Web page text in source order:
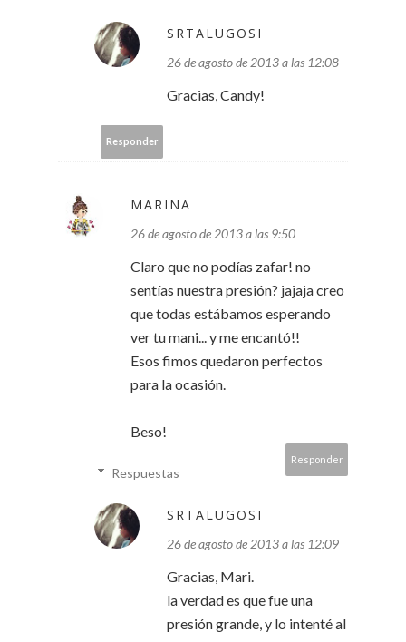
SRTALUGOSI
26 de agosto de 2013 a las 12:08
Gracias, Candy!
Responder
MARINA
26 de agosto de 2013 a las 9:50
Claro que no podías zafar! no
sentías nuestra presión? jajaja creo
que todas estábamos esperando
ver tu mani... y me encantó!!
Esos fimos quedaron perfectos
para la ocasión.
Beso!
Responder
Respuestas
SRTALUGOSI
26 de agosto de 2013 a las 12:09
Gracias, Mari.
la verdad es que fue una
presión grande, y lo intenté al